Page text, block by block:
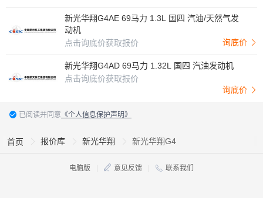
新光华翔G4AE 69马力 1.3L 国四 汽油/天然气发
动机
点击询底价获取报价
询底价
新光华翔G4AD 69马力 1.32L 国四 汽油发动机
点击询底价获取报价
询底价
已阅读并同意 《个人信息保护声明》
首页 报价库 新光华翔 新光华翔G4
电脑版 意见反馈 联系我们